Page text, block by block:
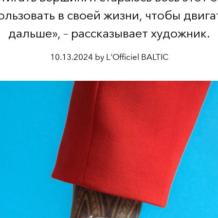
в своей жизни, чтобы
дальше», – рассказывает художник.
10.13.2024 by L'Officiel BALTIC